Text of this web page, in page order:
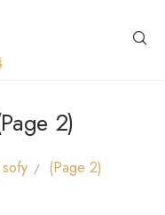
2)
(Page 2)